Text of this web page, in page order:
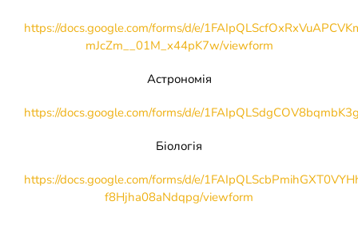
Накази
КОЗАЦЬКА ПЕДАГОГІКА
https://docs.google.com/forms/d/e/
mJcZm__01M_x44pK7w/viewform
Астрономія
https://docs.google.com/forms/d/e/
Біологія
https://docs.google.com/forms/d/e/
f8Hjha08aNdqpg/viewform